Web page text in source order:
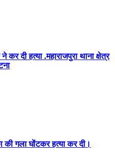
कर दी हत्या .महाराजपुरा थाना क्षेत्र
की गला घोंटकर हत्या कर दी।